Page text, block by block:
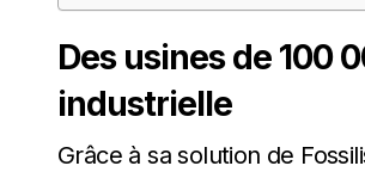
Des usines de 100
industrielle
Grâce à sa solution de